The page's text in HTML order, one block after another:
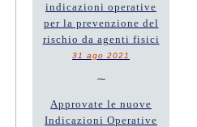
indicazioni operative
per la prevenzione del
rischio da agenti fisici
31 ago 2021
~
Approvate le nuove
Indicazioni Operative